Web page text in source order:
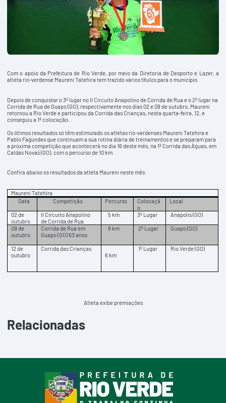
Com o apoio da Prefeitura de Rio Verde, por meio da Diretoria de Desporto e Lazer, a
atleta rio-verdense Maureni Tatehira tem trazido vários títulos para o município.
Depois de conquistar o 3º lugar no II Circuito Anapolino de Corrida de Rua e o 2º lugar na
Corrida de Rua de Guapo (GO), respectivamente nos dias 02 e 09 de outubro, Maureni
retornou a Rio Verde e participou da Corrida das Crianças, nesta quarta-feira, 12, e
conseguiu a 1ª colocação.
Os ótimos resultados só têm estimulado os atletas rio-verdenses Maureni Tatehira e
Pablo Fagundes que continuam a sua rotina diária de treinamentos e se preparam para
a próxima competição que acontecerá no dia 16 deste mês, na 1ª Corrida das Águas, em
Caldas Novas (GO), com o percurso de 10 km.
Confira abaixo os resultados da atleta Maureni neste mês:
Maureni Tatehira
Data
Competição Percurso
Colocaçã
o
Local
02 de
outubro
II Circuito Anapolino
de Corrida de Rua
5 km 3º Lugar Anápolis (GO)
09 de
outubro
Corrida de Rua em
Guapo (GO) 63 anos
8 km 2º Lugar Guapo (GO)
12 de
outubro
Corrida das Crianças
6 km
1º Lugar Rio Verde (GO)
Atleta exibe premiações
Relacionadas